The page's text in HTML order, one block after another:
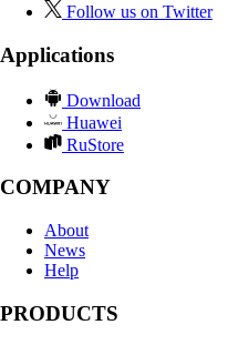
Follow us on Twitter
Applications
Download
Huawei
RuStore
COMPANY
About
News
Help
PRODUCTS